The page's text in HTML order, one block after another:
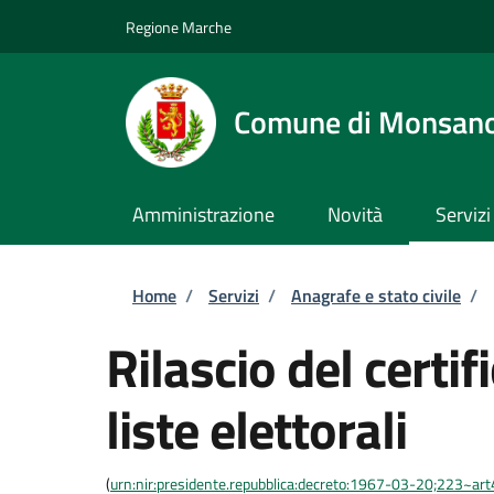
Regione Marche
Comune di
Amministrazione Novità Servizi
Briciole di pane
Home / Servizi / Anagrafe e stato civile /
Rilascio del
liste elettorali
(urn:nir:presidente.repubblica:decreto:1967-03-